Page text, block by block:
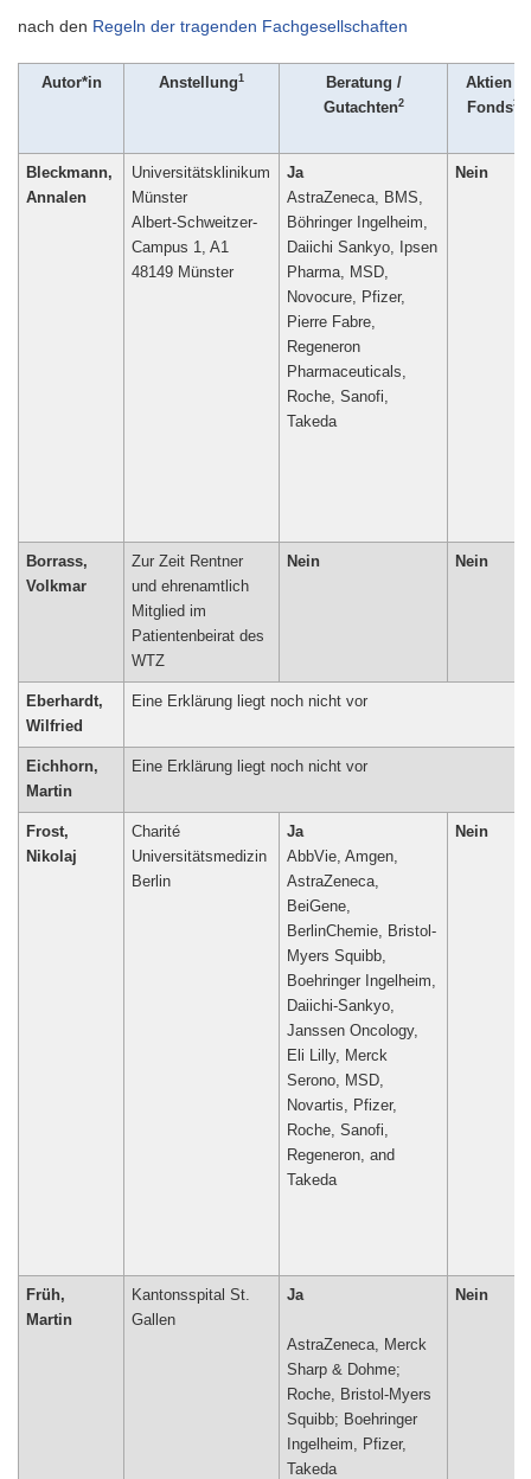
nach den Regeln der tragenden Fachgesellschaften
Autor*in Anstellung1
Beratung /
Gutachten2
Aktien /
Fonds3
Bleckmann,
Annalen
Universitätsklinikum
Münster
Albert-Schweitzer-
Campus 1, A1
48149 Münster
Ja
AstraZeneca, BMS,
Böhringer Ingelheim,
Daiichi Sankyo, Ipsen
Pharma, MSD,
Novocure, Pfizer,
Pierre Fabre,
Regeneron
Pharmaceuticals,
Roche, Sanofi,
Takeda
Nein
Borrass,
Volkmar
Zur Zeit Rentner
und ehrenamtlich
Mitglied im
Patientenbeirat des
WTZ
Nein Nein
Eberhardt,
Wilfried
Eine Erklärung liegt noch nicht vor
Eichhorn,
Martin
Eine Erklärung liegt noch nicht vor
Frost,
Nikolaj
Charité
Universitätsmedizin
Berlin
Ja
AbbVie, Amgen,
AstraZeneca,
BeiGene,
BerlinChemie, Bristol-
Myers Squibb,
Boehringer Ingelheim,
Daiichi-Sankyo,
Janssen Oncology,
Eli Lilly, Merck
Serono, MSD,
Novartis, Pfizer,
Roche, Sanofi,
Regeneron, and
Takeda
Nein
Früh,
Martin
Kantonsspital St.
Gallen
Ja
AstraZeneca, Merck
Sharp & Dohme;
Roche, Bristol-Myers
Squibb; Boehringer
Ingelheim, Pfizer,
Takeda
Nein